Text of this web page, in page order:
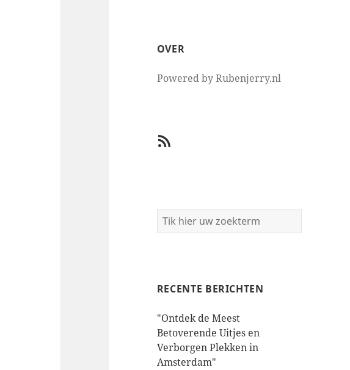
OVER
Powered by Rubenjerry.nl
RSS
RECENTE BERICHTEN
"Ontdek de Meest
Betoverende Uitjes en
Verborgen Plekken in
Amsterdam"